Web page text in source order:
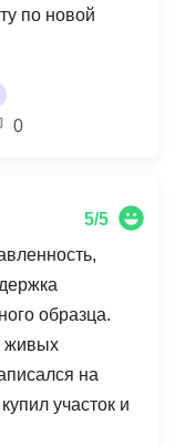
по новой
-
инфу
примеров с
знания
0
5/5
образца.
живых
на
участок и